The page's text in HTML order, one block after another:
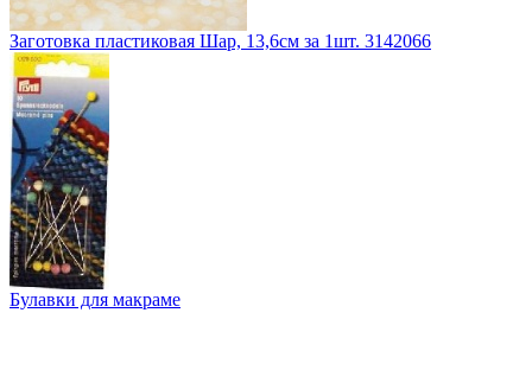
Заготовка пластиковая Шар, 13,6см за 1шт. 3142066
Булавки для макраме